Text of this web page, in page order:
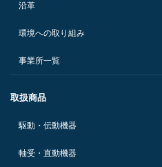
沿革
環境への取り組み
事業所一覧
取扱商品
駆動・伝動機器
軸受・直動機器